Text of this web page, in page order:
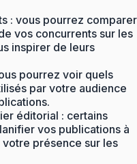
: vous pourrez comparer
vos concurrents sur les
inspirer de leurs
pourrez voir quels
par votre audience
éditorial : certains
vos publications à
votre présence sur les